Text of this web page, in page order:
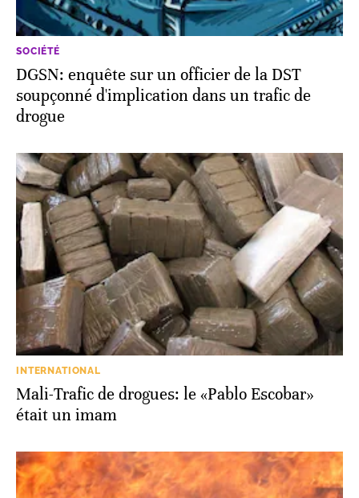
SOCIÉTÉ
DGSN: enquête sur un officier de la DST
soupçonné d'implication dans un trafic de
drogue
INTERNATIONAL
Mali-Trafic de drogues: le «Pablo Escobar»
était un imam